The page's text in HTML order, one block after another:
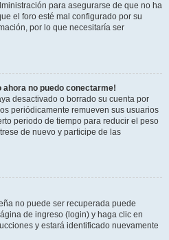
para asegurarse de que no ha
el foro esté mal configurado por su
por lo que necesitaría ser
ahora no puedo conectarme!
desactivado o borrado su cuenta por
periódicamente remueven sus usuarios
periodo de tiempo para reducir el peso
de nuevo y participe de las
no puede ser recuperada puede
de ingreso (login) y haga clic en
y estará identificado nuevamente